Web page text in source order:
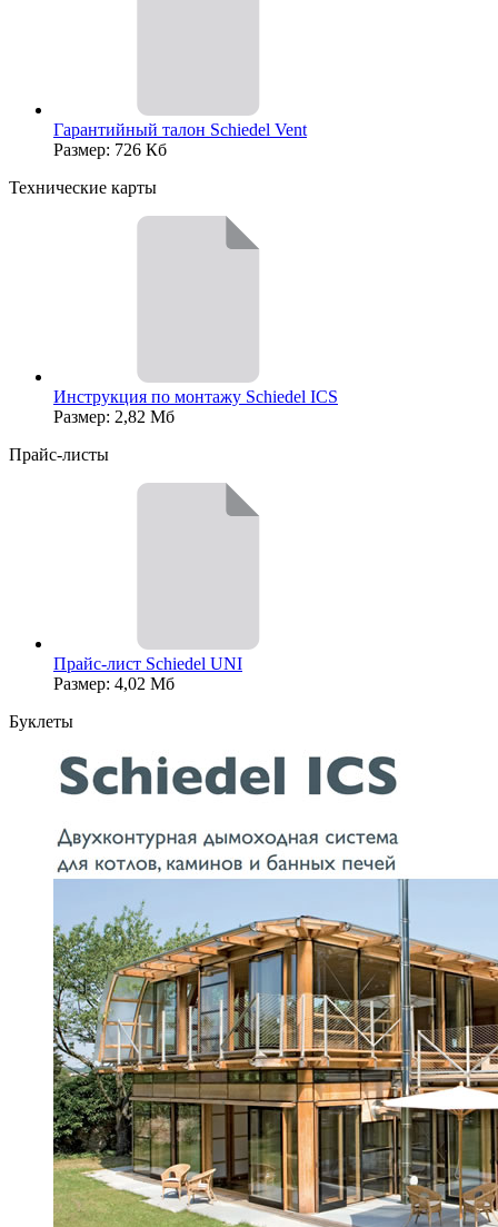
Гарантийный талон Schiedel Vent
Размер: 726 Кб
Технические карты
Инструкция по монтажу Schiedel ICS
Размер: 2,82 Мб
Прайс-листы
Прайс-лист Schiedel UNI
Размер: 4,02 Мб
Буклеты